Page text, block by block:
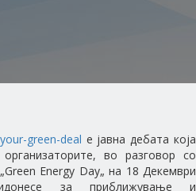
green-deal е јавна дебата која
во разговор со
Energy Day„ на 18 Декември
за приближување и